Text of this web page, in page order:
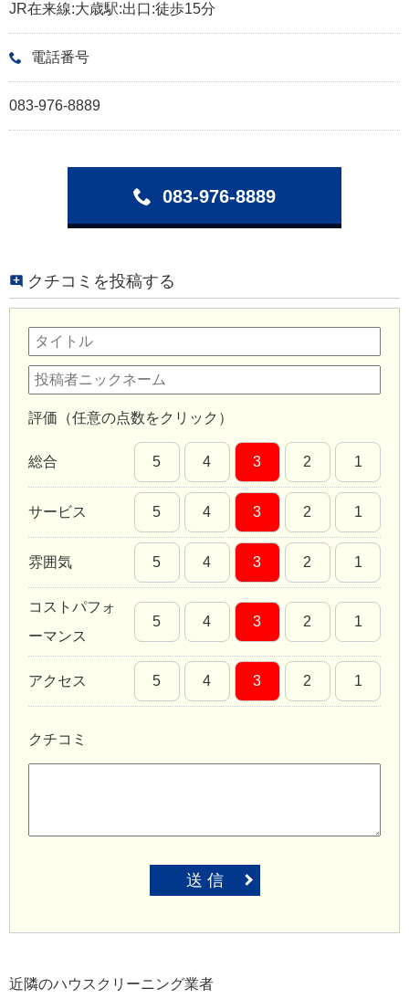
JR在来線:大歳駅:出口:徒歩15分
電話番号
083-976-8889
083-976-8889
クチコミを投稿する
評価（任意の点数をクリック）
総合 5 4 3 2 1
サービス 5 4 3 2 1
雰囲気 5 4 3 2 1
コストパフォ
ーマンス
5 4 3 2 1
アクセス 5 4 3 2 1
クチコミ
送 信
近隣のハウスクリーニング業者